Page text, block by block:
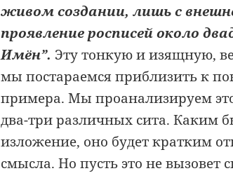
живом создании, лишь с
проявление росписей около
Имён”. Эту тонкую и изящную,
мы постараемся приблизить к
примера. Мы проанализируем
два-три различных сита. Каким
изложение, оно будет кратким
смысла. Но пусть это не вызовет